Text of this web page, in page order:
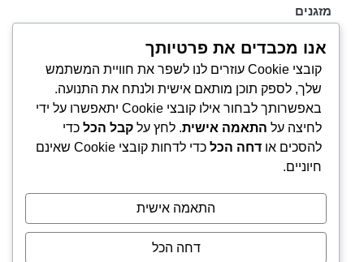
מזגנים
התקנת מזגנים
מכירת מזגנים
מערכות מיני VRF
שירותים נוספים
חימום תת רצפתי
משאבות חום לחימום מים
מידע לרוכש
הצהרת נגישות
מדיניות פרטיות
אנו מכבדים את פרטיותך
קובצי Cookie עוזרים לנו לשפר את חוויית המשתמש
שלך, לספק תוכן מותאם אישית ולנתח את התנועה.
באפשרותך לבחור אילו קובצי Cookie יתאפשרו על ידי
לחיצה על התאמה אישית. לחץ על קבל הכלכדי
להסכים או דחה הכל
כדי לדחות קובצי Cookie שאינם
חיוניים.
התאמה אישית
דחה הכל